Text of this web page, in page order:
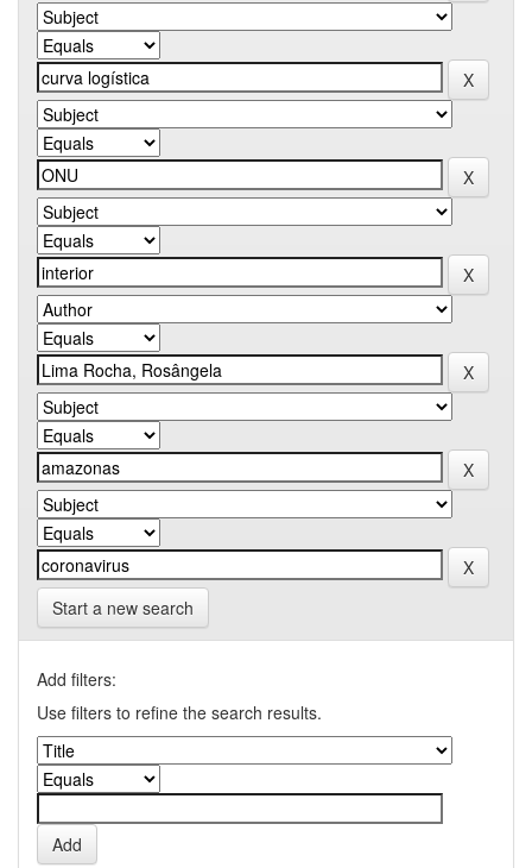
Start a new search
Add filters:
Use filters to refine the search results.